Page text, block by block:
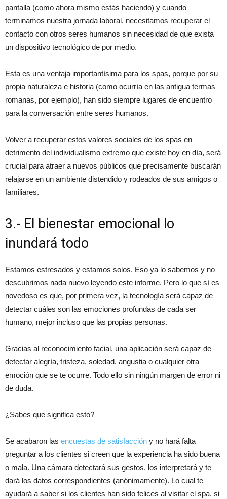
pantalla (como ahora mismo estás haciendo) y cuando
terminamos nuestra jornada laboral, necesitamos recuperar el
contacto con otros seres humanos sin necesidad de que exista
un dispositivo tecnológico de por medio.
Esta es una ventaja importantísima para los spas, porque por su
propia naturaleza e historia (como ocurría en las antigua termas
romanas, por ejemplo), han sido siempre lugares de encuentro
para la conversación entre seres humanos.
Volver a recuperar estos valores sociales de los spas en
detrimento del individualismo extremo que existe hoy en día, será
crucial para atraer a nuevos públicos que precisamente buscarán
relajarse en un ambiente distendido y rodeados de sus amigos o
familiares.
3.- El bienestar emocional lo
inundará todo
Estamos estresados y estamos solos. Eso ya lo sabemos y no
descubrimos nada nuevo leyendo este informe. Pero lo que sí es
novedoso es que, por primera vez, la tecnología será capaz de
detectar cuáles son las emociones profundas de cada ser
humano, mejor incluso que las propias personas.
Gracias al reconocimiento facial, una aplicación será capaz de
detectar alegría, tristeza, soledad, angustia o cualquier otra
emoción que se te ocurre. Todo ello sin ningún margen de error ni
de duda.
¿Sabes que significa esto?
Se acabaron las encuestas de satisfacción y no hará falta
preguntar a los clientes si creen que la experiencia ha sido buena
o mala. Una cámara detectará sus gestos, los interpretará y te
dará los datos correspondientes (anónimamente). Lo cual te
ayudará a saber si los clientes han sido felices al visitar el spa, si